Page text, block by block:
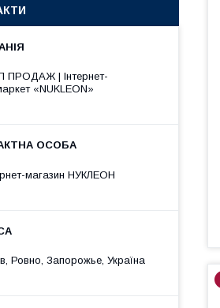
ПРОДАЖ | Інтернет-
«NUKLEON»
магазин НУКЛЕОН
Ровно, Запорожье, Україна